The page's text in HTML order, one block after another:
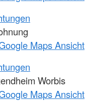
Maps Ansicht
Worbis
Maps Ansicht